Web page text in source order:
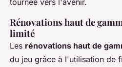
Rénovations haut de
limité
Les rénovations haut de
du jeu grâce à l'utilisation de